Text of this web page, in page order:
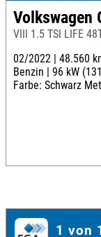
Volkswagen
VIII 1.5 TSI LIFE
02/2022 | 48.560
Benzin | 96 kW
Farbe: Schwarz
1 von